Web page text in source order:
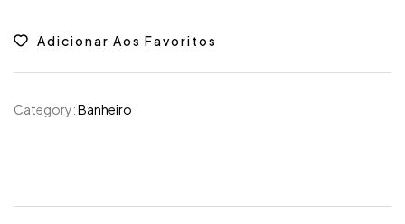
Adicionar Aos Favoritos
Category:Banheiro